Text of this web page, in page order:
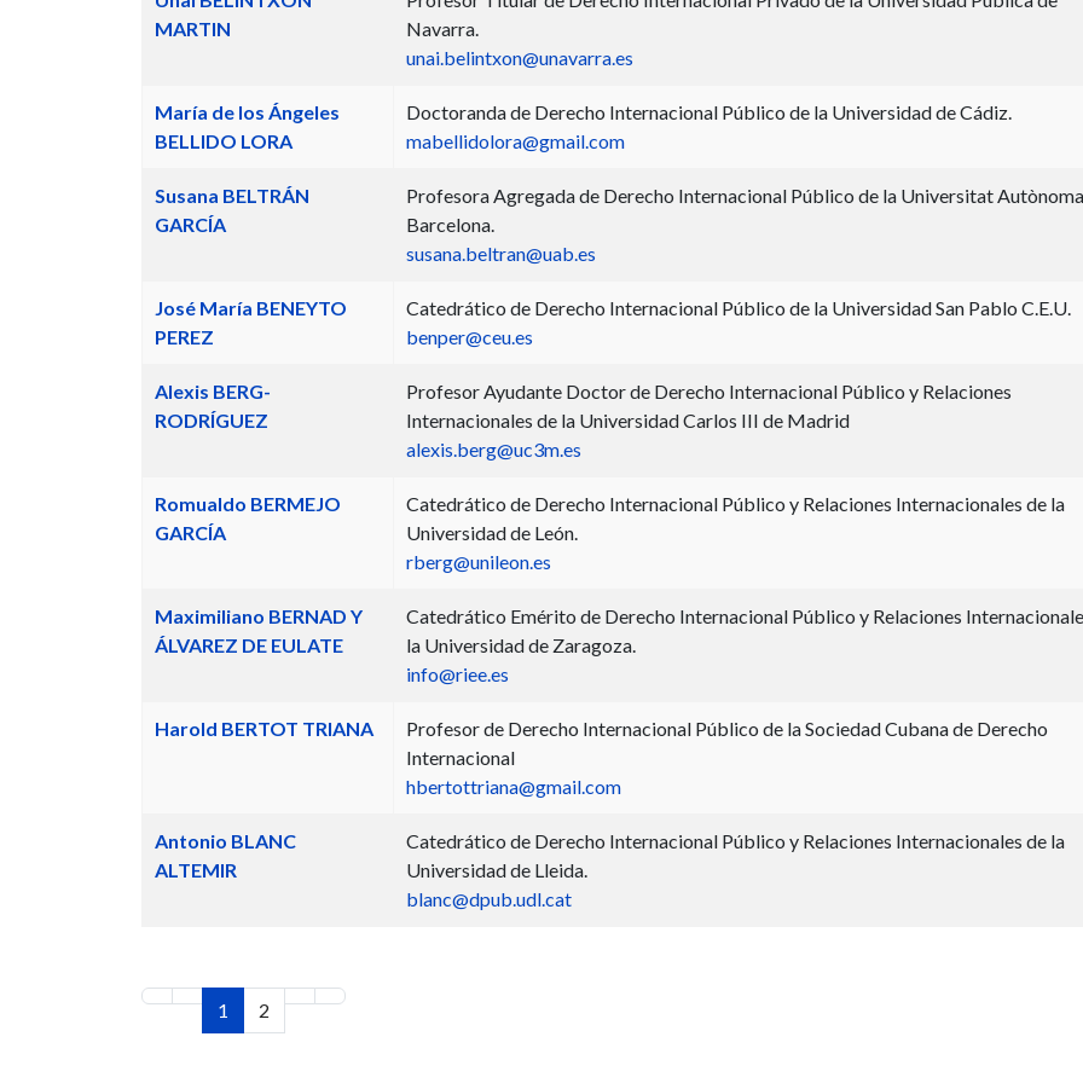
MARTIN
Navarra.
unai.belintxon@unavarra.es
María de los Ángeles
BELLIDO LORA
Doctoranda de Derecho Internacional Público de la Universidad de Cádiz.
mabellidolora@gmail.com
Susana BELTRÁN
GARCÍA
Profesora Agregada de Derecho Internacional Público de la Universitat
Barcelona.
susana.beltran@uab.es
José María BENEYTO
PEREZ
Catedrático de Derecho Internacional Público de la Universidad San Pablo C.E.U.
benper@ceu.es
Alexis BERG-
RODRÍGUEZ
Profesor Ayudante Doctor de Derecho Internacional Público y Relaciones
Internacionales de la Universidad Carlos III de Madrid
alexis.berg@uc3m.es
Romualdo BERMEJO
GARCÍA
Catedrático de Derecho Internacional Público y Relaciones Internacionales de la
Universidad de León.
rberg@unileon.es
Maximiliano BERNAD Y
ÁLVAREZ DE EULATE
Catedrático Emérito de Derecho Internacional Público y Relaciones
la Universidad de Zaragoza.
info@riee.es
Harold BERTOT TRIANA
Profesor de Derecho Internacional Público de la Sociedad Cubana de Derecho
Internacional
hbertottriana@gmail.com
Antonio BLANC
ALTEMIR
Catedrático de Derecho Internacional Público y Relaciones Internacionales de la
Universidad de Lleida.
blanc@dpub.udl.cat
1 2